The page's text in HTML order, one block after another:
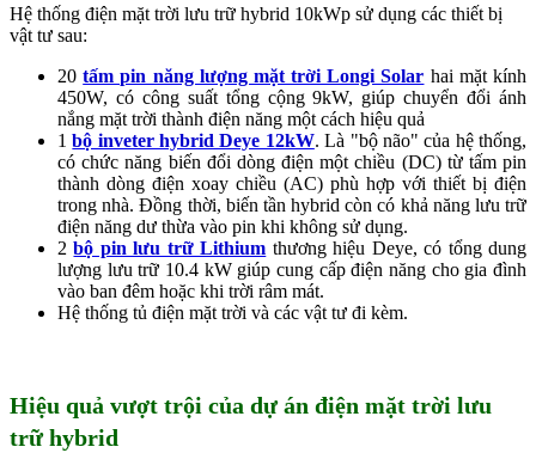
Hệ thống điện mặt trời lưu trữ hybrid 10kWp sử dụng các thiết bị
vật tư sau:
20tấm pin năng lượng mặt trời Longi Solar hai mặt kính
450W, có công suất tổng cộng 9kW, giúp chuyển đổi ánh
nắng mặt trời thành điện năng một cách hiệu quả
1bộ inveter hybrid Deye 12kW. Là "bộ não" của hệ thống,
có chức năng biến đổi dòng điện một chiều (DC) từ tấm pin
thành dòng điện xoay chiều (AC) phù hợp với thiết bị điện
trong nhà. Đồng thời, biến tần hybrid còn có khả năng lưu trữ
điện năng dư thừa vào pin khi không sử dụng.
2bộ pin lưu trữ Lithium thương hiệu Deye, có tổng dung
lượng lưu trữ 10.4 kW giúp cung cấp điện năng cho gia đình
vào ban đêm hoặc khi trời râm mát.
Hệ thống tủ điện mặt trời và các vật tư đi kèm.
Hiệu quả vượt trội của dự án điện mặt trời lưu
trữ hybrid